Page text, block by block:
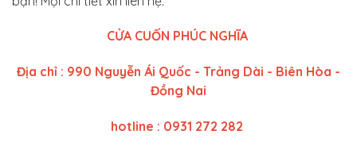
CỬA CUỐN PHÚC NGHĨA
Địa chỉ : 990 Nguyễn Ái Quốc - Trảng Dài - Biên Hòa -
Đồng Nai
hotline : 0931 272 282